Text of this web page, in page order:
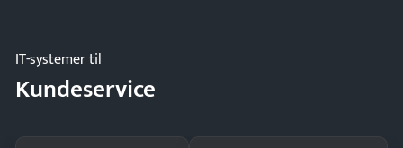
IT-systemer til
Kundeservice